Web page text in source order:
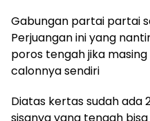
Gabungan partai partai
Perjuangan ini yang
poros tengah jika
calonnya sendiri
Diatas kertas sudah ada